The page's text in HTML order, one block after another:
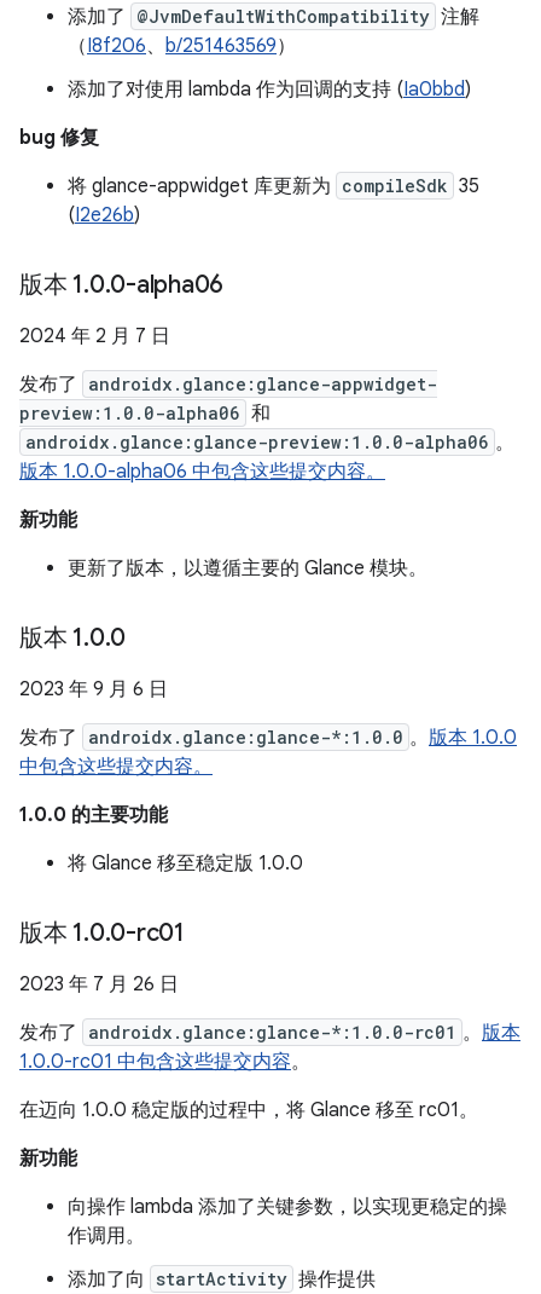
添加了
@JvmDefaultWithCompatibility 注解
（I8f206、 b/251463569）
添加了对使用 lambda 作为回调的支持 (Ia0bbd)
bug 修复
将 glance-appwidget 库更新为 compileSdk 35
(I2e26b)
版本 1.0.0-alpha06
2024 年 2 月 7 日
发布了
androidx.glance:glance-appwidget-
preview:1.0.0-alpha06 和
androidx.glance:glance-preview:1.0.0-alpha06 。
版本 1.0.0-alpha06 中包含这些提交内容。
新功能
更新了版本，以遵循主要的 Glance 模块。
版本 1.0.0
2023 年 9 月 6 日
发布了
androidx.glance:glance-*:1.0.0 。 版本 1.0.0
中包含这些提交内容。
1.0.0 的主要功能
将 Glance 移至稳定版 1.0.0
版本 1.0.0-rc01
2023 年 7 月 26 日
发布了
androidx.glance:glance-*:1.0.0-rc01 。 版本
1.0.0-rc01 中包含这些提交内容。
在迈向 1.0.0 稳定版的过程中，将 Glance 移至 rc01。
新功能
向操作 lambda 添加了关键参数，以实现更稳定的操
作调用。
添加了向
startActivity 操作提供